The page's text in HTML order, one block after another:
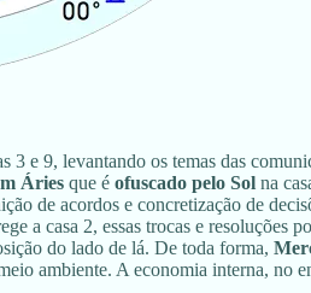
e 9, levantando os temas das
Áries que é ofuscado pelo Sol na
de acordos e concretização de
a casa 2, essas trocas e
do lado de lá. De toda forma,
ambiente. A economia interna, no